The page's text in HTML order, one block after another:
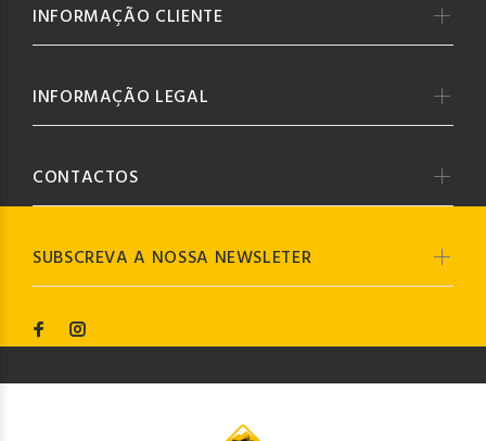
SUBSCREVA A NOSSA NEWSLETER
INFORMAÇÃO CLIENTE
INFORMAÇÃO LEGAL
CONTACTOS